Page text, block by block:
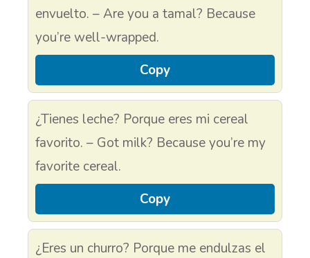
envuelto. – Are you a tamal? Because
you’re well-wrapped.
Copy
¿Tienes leche? Porque eres mi cereal
favorito. – Got milk? Because you’re my
favorite cereal.
Copy
¿Eres un churro? Porque me endulzas el